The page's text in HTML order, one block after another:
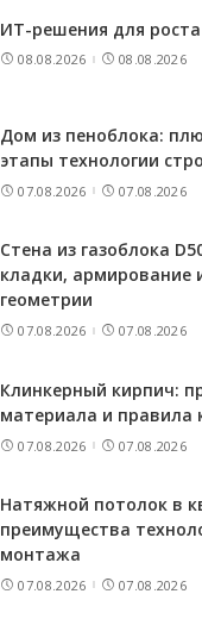
ИТ-решения для
08.08.2026 08.08.2026
Дом из пеноблока:
этапы технологии
07.08.2026 07.08.2026
Стена из газоблока
кладки, армирование
геометрии
07.08.2026 07.08.2026
Клинкерный кирпич:
материала и правила
07.08.2026 07.08.2026
Натяжной потолок в
преимущества
монтажа
07.08.2026 07.08.2026